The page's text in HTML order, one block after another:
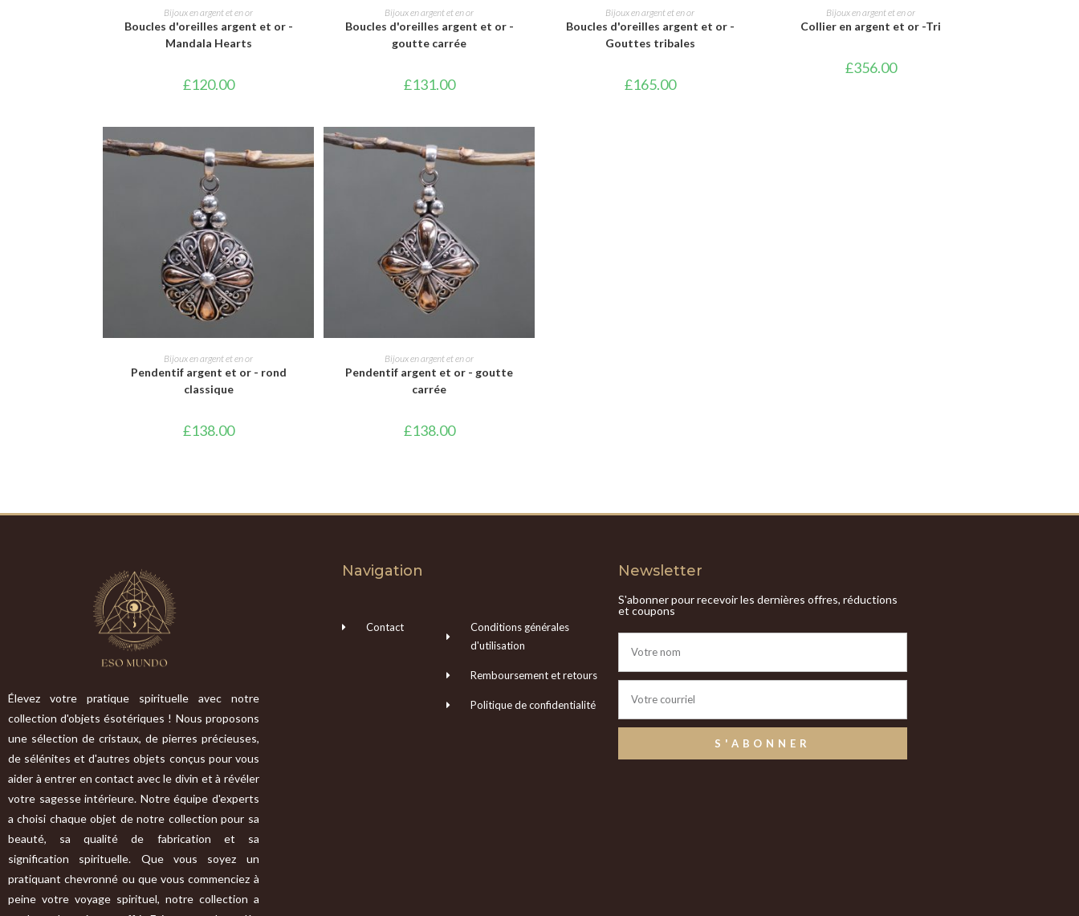
AJOUTER AU PANIER
Bijoux en argent et en or
Boucles d'oreilles argent et or -
Mandala Hearts
£120.00
AJOUTER AU PANIER
Bijoux en argent et en or
Boucles d'oreilles argent et or -
goutte carrée
£131.00
AJOUTER AU PANIER
Bijoux en argent et en or
Boucles d'oreilles argent et or -
Gouttes tribales
£165.00
AJOUTER AU PANIER
Bijoux en argent et en or
Collier en argent et or -Tri
£356.00
AJOUTER AU PANIER
Bijoux en argent et en or
Pendentif argent et or - rond
classique
£138.00
AJOUTER AU PANIER
Bijoux en argent et en or
Pendentif argent et or - goutte
carrée
£138.00
Élevez votre pratique spirituelle avec notre
collection d'objets ésotériques ! Nous proposons
une sélection de cristaux, de pierres précieuses,
de sélénites et d'autres objets conçus pour vous
aider à entrer en contact avec le divin et à révéler
votre sagesse intérieure. Notre équipe d'experts
a choisi chaque objet de notre collection pour sa
beauté, sa qualité de fabrication et sa
signification spirituelle. Que vous soyez un
pratiquant chevronné ou que vous commenciez à
peine votre voyage spirituel, notre collection a
Navigation
Contact
Conditions générales
d'utilisation
Remboursement et retours
Politique de confidentialité
Newsletter
S'abonner pour recevoir les dernières offres, réductions
et coupons
S'ABONNER